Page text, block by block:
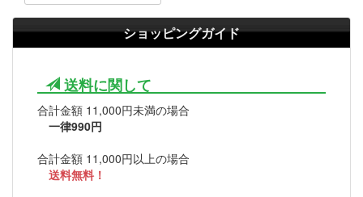
ショッピングガイド
送料に関して
合計金額 11,000円未満の場合
一律990円
合計金額 11,000円以上の場合
送料無料！